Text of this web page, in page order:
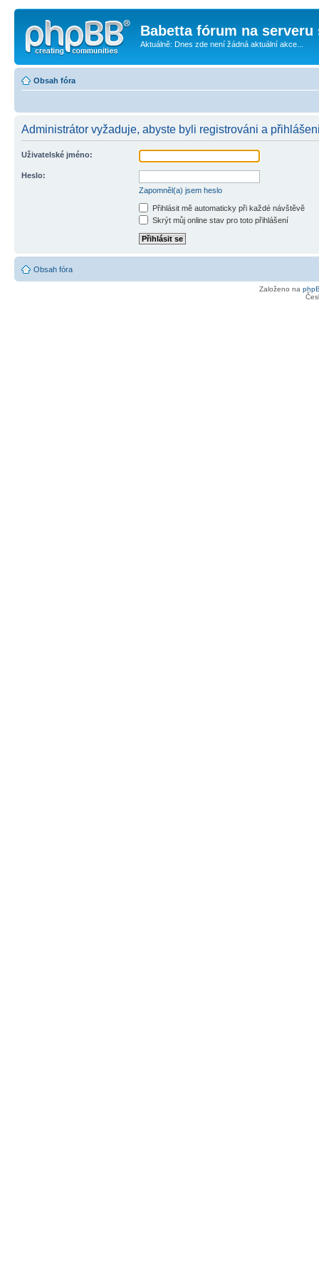
Babetta fórum na serveru
Aktuálně: Dnes zde není žádná aktuální akce...
Obsah fóra
Administrátor vyžaduje, abyste byli registrováni a
Uživatelské jméno:
Heslo:
Zapomněl(a) jsem heslo
Přihlásit mě automaticky při každé návštěvě
Skrýt můj online stav pro toto přihlášení
Obsah fóra
Založeno na